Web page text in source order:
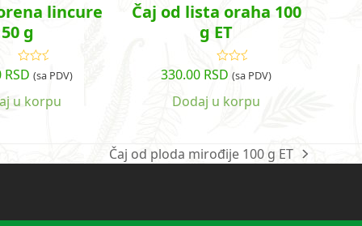
lincure
50 g
Ocenjeno
sa5.00od
RSD (sa PDV)
u korpu
Čaj od lista oraha 100
g ET
Ocenjeno
sa5.00od
330.00 RSD (sa PDV)
Dodaj u korpu
next
Čaj od ploda mirođije 100 g ET